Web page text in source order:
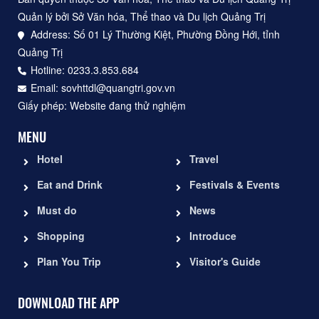
Quản lý bởi Sở Văn hóa, Thể thao và Du lịch Quảng Trị
Address: Số 01 Lý Thường Kiệt, Phường Đồng Hới, tỉnh
Quảng Trị
Hotline: 0233.3.853.684
Email: sovhttdl@quangtri.gov.vn
Giấy phép: Website đang thử nghiệm
MENU
Hotel
Eat and Drink
Must do
Shopping
Plan You Trip
Travel
Festivals & Events
News
Introduce
Visitor's Guide
DOWNLOAD THE APP